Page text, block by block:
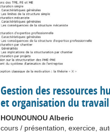
Gestion des ressources
et organisation du travail
HOUNOUNOU Alberic
cours / présentation, exercice,